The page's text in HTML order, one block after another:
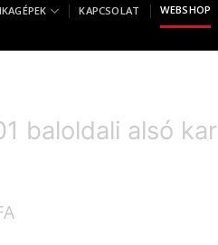
KAPCSOLAT WEBSHOP
baloldali alsó kar